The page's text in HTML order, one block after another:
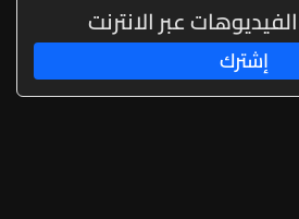
عبر الانترنت
إشترك